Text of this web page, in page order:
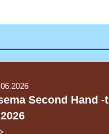
Second Hand